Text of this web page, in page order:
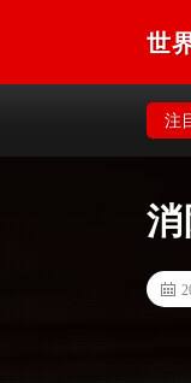
世
注